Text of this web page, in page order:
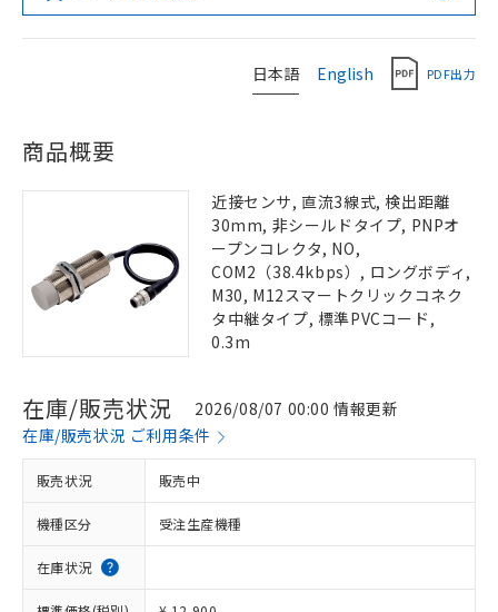
日本語 English PDF出力
商品概要
近接センサ, 直流3線式, 検出距離
30mm, 非シールドタイプ, PNPオ
ープンコレクタ, NO,
COM2（38.4kbps）, ロングボディ,
M30, M12スマートクリックコネク
タ中継タイプ, 標準PVCコード,
0.3m
在庫/販売状況
2026/08/07 00:00 情報更新
在庫/販売状況 ご利用条件
販売状況 販売中
機種区分 受注生産機種
在庫状況